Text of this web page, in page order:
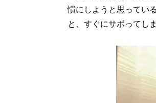
慣にしようと思ってい
と、すぐにサボってし